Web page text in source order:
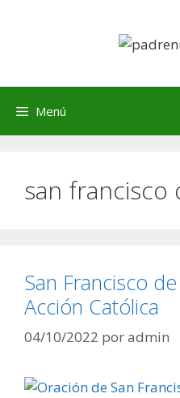
Menú
san francisco
San Francisco
Acción Católica
04/10/2022 poradmin